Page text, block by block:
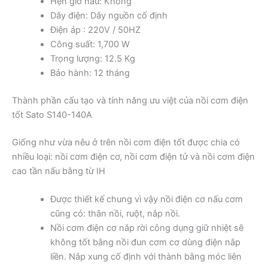
Dây điện: Dây nguồn cố định
Điện áp : 220V / 50HZ
Công suất: 1,700 W
Trọng lượng: 12.5 Kg
Bảo hành: 12 tháng
Thành phần cấu tạo và tính năng ưu việt của nồi cơm điện
tốt Sato S140-140A
Giống như vừa nêu ở trên nồi cơm điện tốt được chia có
nhiều loại: nồi cơm điện cơ, nồi cơm điện tử và nồi cơm điện
cao tần nấu bằng từ IH
Được thiết kế chung vì vậy nồi điện cơ nấu cơm
cũng có: thân nồi, ruột, nắp nồi.
Nồi cơm điện cơ nắp rời công dụng giữ nhiệt sẽ
không tốt bằng nồi đun cơm cơ dùng điện nắp
liền. Nắp xung cố định với thành bằng móc liên